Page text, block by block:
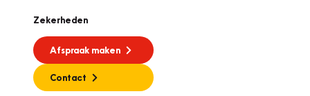
Zekerheden
Afspraak maken
Contact